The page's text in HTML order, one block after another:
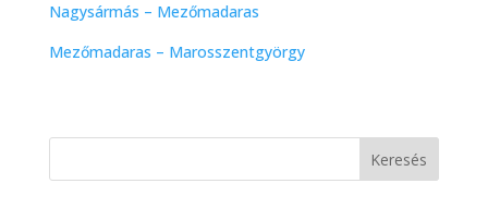
Nagysármás – Mezőmadaras
Mezőmadaras – Marosszentgyörgy